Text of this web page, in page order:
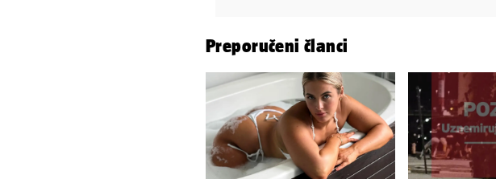
Preporučeni članci